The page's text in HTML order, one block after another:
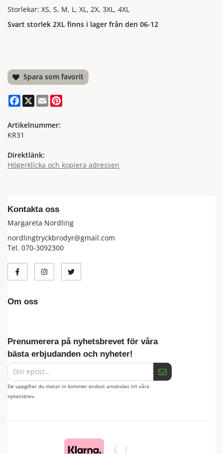
Storlekar: XS, S, M, L, XL, 2X, 3XL, 4XL
Svart storlek 2XL finns i lager från den 06-12
Spara som favorit
Facebook
X Email
Artikelnummer:
KR31
Direktlänk:
Högerklicka och kopiera adressen
Kontakta oss
Margareta Nordling
nordlingtryckbrodyr@gmail.com
Tel. 070-3092300
Om oss
Prenumerera på nyhetsbrevet för våra
bästa erbjudanden och nyheter!
De uppgifter du matar in kommer endast användas till våra
nyhetsbrev.